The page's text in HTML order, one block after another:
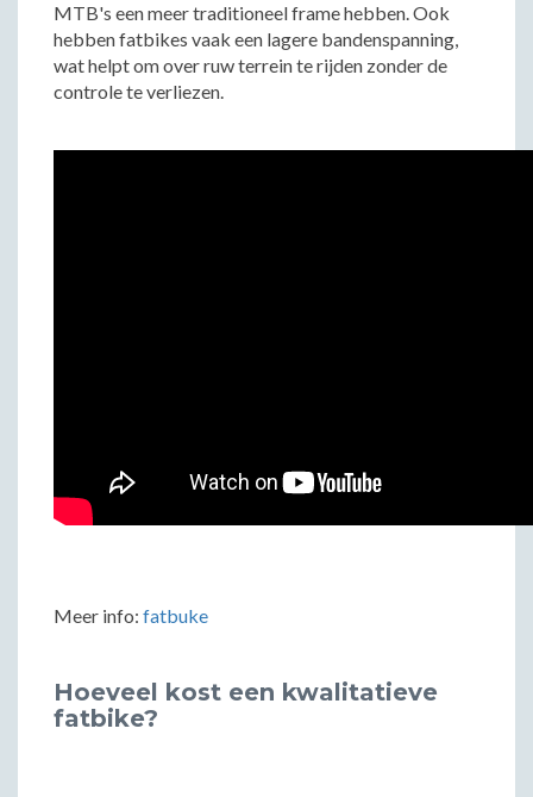
MTB's een meer traditioneel frame hebben. Ook
hebben fatbikes vaak een lagere bandenspanning,
wat helpt om over ruw terrein te rijden zonder de
controle te verliezen.
Meer info: fatbuke
Hoeveel kost een kwalitatieve
fatbike?